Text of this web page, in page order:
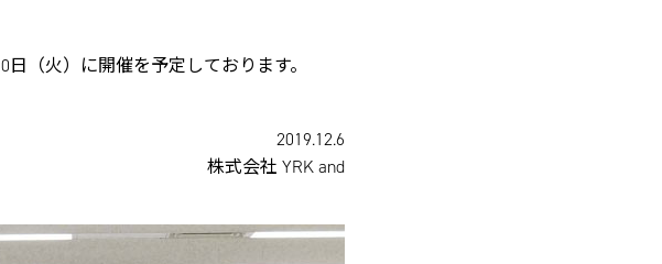
（火）に開催を予定しております。
2019.12.6
株式会社 YRK and